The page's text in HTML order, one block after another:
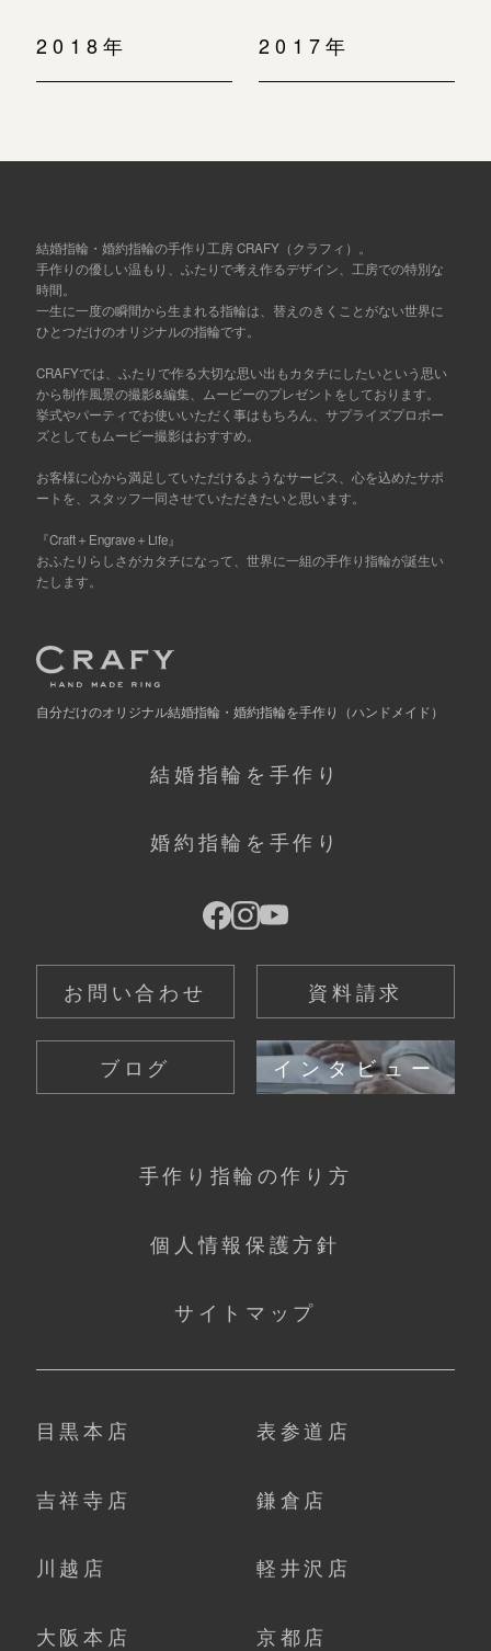
2018年 2017年
結婚指輪・婚約指輪の手作り工房 CRAFY（クラフィ）。
手作りの優しい温もり、ふたりで考え作るデザイン、工房での特別な
時間。
一生に一度の瞬間から生まれる指輪は、替えのきくことがない世界に
ひとつだけのオリジナルの指輪です。
CRAFYでは、ふたりで作る大切な思い出もカタチにしたいという思い
から制作風景の撮影&編集、ムービーのプレゼントをしております。
挙式やパーティでお使いいただく事はもちろん、サプライズプロポー
ズとしてもムービー撮影はおすすめ。
お客様に心から満足していただけるようなサービス、心を込めたサポ
ートを、スタッフ一同させていただきたいと思います。
『Craft＋Engrave＋Life』
おふたりらしさがカタチになって、世界に一組の手作り指輪が誕生い
たします。
自分だけのオリジナル結婚指輪・婚約指輪を手作り （ハンドメイド）
結婚指輪を手作り
婚約指輪を手作り
お問い合わせ 資料請求
ブログ インタビュー
手作り指輪の作り方
個人情報保護方針
サイトマップ
目黒本店 表参道店
吉祥寺店 鎌倉店
川越店 軽井沢店
大阪本店 京都店